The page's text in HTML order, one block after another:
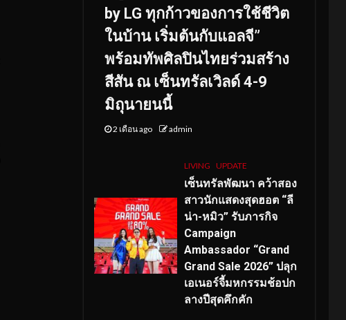
by LG ทุกก้าวของการใช้ชีวิต
ในบ้าน เริ่มต้นกับแอลจี”
พร้อมทัพศิลปินไทยร่วมสร้าง
สีสัน ณ เซ็นทรัลเวิลด์ 4-9
มิถุนายนนี้
2 เดือน ago admin
LIVING UPDATE
เซ็นทรัลพัฒนา คว้าสอง
สาวนักแสดงสุดฮอต “ลี
น่า-หมิว” รับภารกิจ
Campaign
Ambassador “Grand
Grand Sale 2026” ปลุก
เอเนอร์จี้มหกรรมช้อปก
ลางปีสุดคึกคัก